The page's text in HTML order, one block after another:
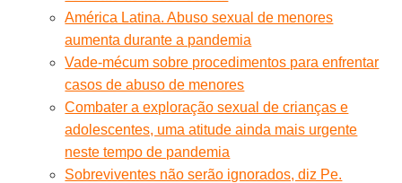
América Latina. Abuso sexual de menores
aumenta durante a pandemia
Vade-mécum sobre procedimentos para enfrentar
casos de abuso de menores
Combater a exploração sexual de crianças e
adolescentes, uma atitude ainda mais urgente
neste tempo de pandemia
Sobreviventes não serão ignorados, diz Pe.